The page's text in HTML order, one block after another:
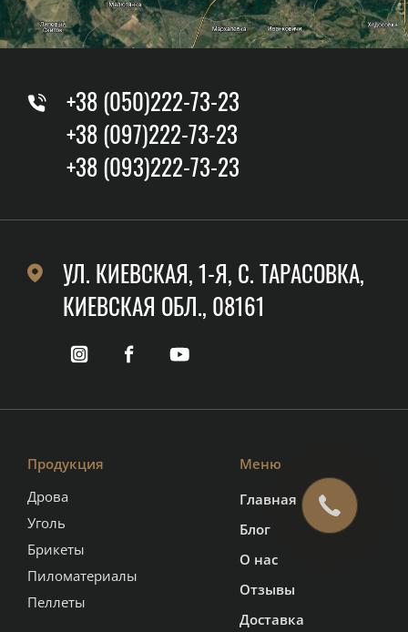
+38 (050)222-73-23
+38 (097)222-73-23
+38 (093)222-73-23
УЛ. КИЕВСКАЯ, 1-Я, C. ТАРАСОВКА,
КИЕВСКАЯ ОБЛ., 08161
Продукция
Дрова
Уголь
Брикеты
Пиломатериалы
Пеллеты
Меню
Главная
Блог
О нас
Отзывы
Доставка